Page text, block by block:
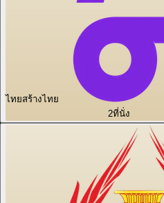
ไทยสร้างไทย
2ที่นั่ง